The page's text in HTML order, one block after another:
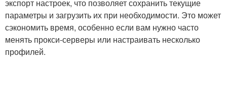
экспорт настроек, что позволяет сохранить текущие
параметры и загрузить их при необходимости. Это может
сэкономить время, особенно если вам нужно часто
менять прокси-серверы или настраивать несколько
профилей.